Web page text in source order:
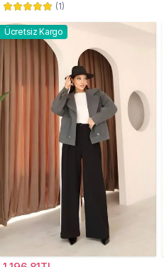
Düğmeli Tesettür Gömlek
Ceket
(1)
Ücretsiz Kargo